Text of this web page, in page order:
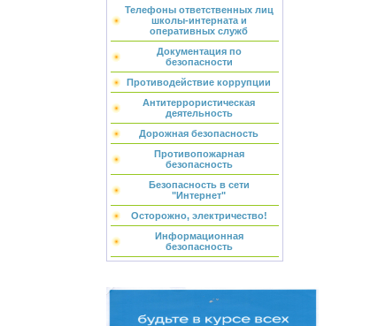
Телефоны ответственных лиц
школы-интерната и
оперативных служб
Документация по
безопасности
Противодействие коррупции
Антитеррористическая
деятельность
Дорожная безопасность
Противопожарная
безопасность
Безопасность в сети
"Интернет"
Осторожно, электричество!
Информационная
безопасность